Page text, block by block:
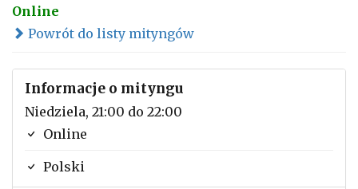
Online
Powrót do listy mityngów
Informacje o mityngu
Niedziela, 21:00 do 22:00
Online
Polski